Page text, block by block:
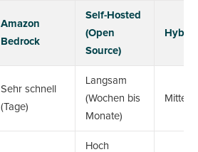
Amazon
Bedrock
Self-Hosted
(Open
Source)
Hybrid
Sehr schnell
(Tage)
Langsam
(Wochen bis
Monate)
Mittel
Hoch